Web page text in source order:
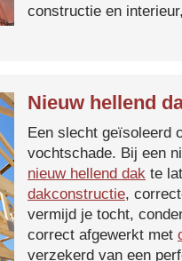
constructie en
Nieuw hellend
Een slecht geïsoleerd
vochtschade. Bij een
nieuw hellend dak te
dakconstructie,
vermijd je tocht,
correct afgewerkt met
verzekerd van een